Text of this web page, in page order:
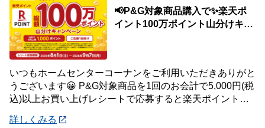
📢P&G対象商品購入で✨楽天ポ
イント100万ポイント山分けキャ
いつもホームセンターコーナンをご利用いただきありがと
うございます😀 P&G対象商品を1回のお会計で5,000円(税
込)以上お買い上げレシートで応募すると楽天ポイント総
詳しくみる